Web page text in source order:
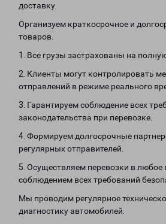
доставку.
Организуем краткосрочное и
товаров.
1. Все грузы застрахованы на
2. Клиенты могут контролировать
отправлений в режиме реального
3. Гарантируем соблюдение всех
законодательства при перевозке.
4. Формируем долгосрочные
регулярных отправителей.
5. Осуществляем перевозки в любое
соблюдением всех требований
Мы проводим регулярное
диагностику автомобилей.